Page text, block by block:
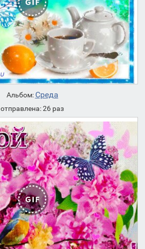
Альбом: Среда
отправлена: 26 раз